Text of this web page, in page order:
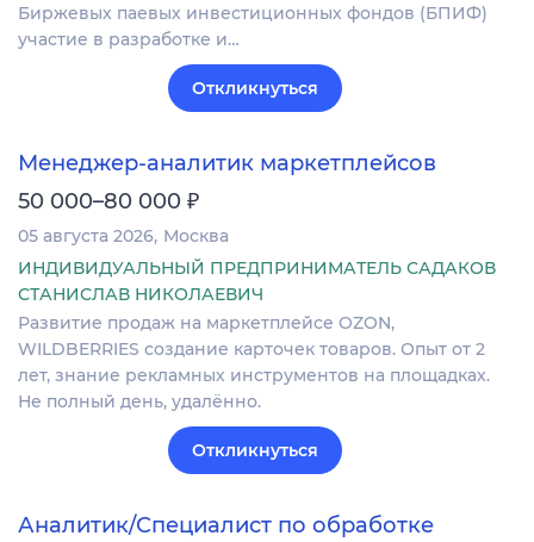
Биржевых паевых инвестиционных фондов (БПИФ)
участие в разработке и…
Откликнуться
Менеджер-аналитик маркетплейсов
50 000–80 000 ₽
05 августа 2026 Москва
ИНДИВИДУАЛЬНЫЙ ПРЕДПРИНИМАТЕЛЬ САДАКОВ
СТАНИСЛАВ НИКОЛАЕВИЧ
Развитие продаж на маркетплейсе OZON,
WILDBERRIES создание карточек товаров. Опыт от 2
лет, знание рекламных инструментов на площадках.
Не полный день, удалённо.
Откликнуться
Аналитик/Специалист по обработке